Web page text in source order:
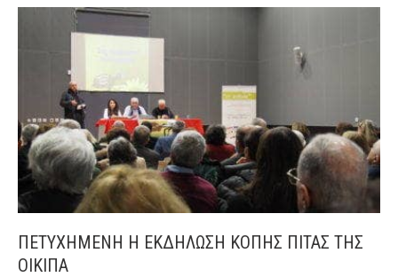
ΠΕΤΥΧΗΜΕΝΗ Η ΕΚΔΗΛΩΣΗ ΚΟΠΗΣ ΠΙΤΑΣ ΤΗΣ
ΟΙΚΙΠΑ